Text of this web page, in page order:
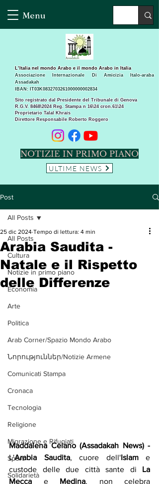
Menu
Sito registrato dal Presidente del Tribunale di Genova
R.G.V. 8468\2024 Reg. Stampa n 16\24 cron.61\24 ​
Proprietario Talal Khrais
Direttore Responsabile Roberto Roggero
L’Italia nel mondo Arabo e il mondo Arabo in Italia
Associazione Internazionale Di Amicizia Italo-araba
Assadakah
IBAN: IT03K0832703261000000002834
NOTIZIE IN PRIMO PIANO
ULTIME NEWS
Post
All Posts
Cultura
Notizie in primo piano
Economia
Arte
Politica
Arab Corner/Spazio Mondo Arabo
Նորություններ/Notizie Armene
Comunicati Stampa
Cronaca
Tecnologia
Religione
Migrazione e Rifugiati
Sport
Solidarietà
All Posts
Arabia Saudita -
Natale e il Rispetto
delle Differenze
25 dic 2024 Tempo di lettura: 4 min
Maddalena Celano (Assadakah News) -
L'Arabia Saudita, cuore dell'Islam e
custode delle due città sante di La
Mecca e Medina, non celebra